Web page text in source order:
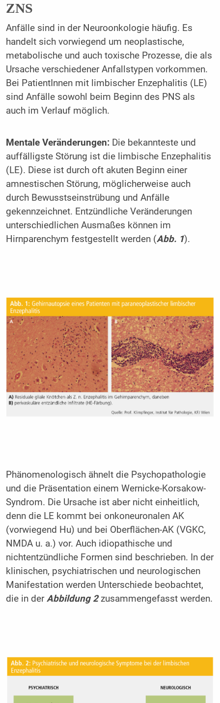
ZNS
Anfälle sind in der Neuroonkologie häufig. Es
handelt sich vorwiegend um neoplastische,
metabolische und auch toxische Prozesse, die als
Ursache verschiedener Anfallstypen vorkommen.
Bei PatientInnen mit limbischer Enzephalitis (LE)
sind Anfälle sowohl beim Beginn des PNS als
auch im Verlauf möglich.
Mentale Veränderungen:Die bekannteste und
auffälligste Störung ist die limbische Enzephalitis
(LE). Diese ist durch oft akuten Beginn einer
amnestischen Störung, möglicherweise auch
durch Bewusstseinstrübung und Anfälle
gekennzeichnet. Entzündliche Veränderungen
unterschiedlichen Ausmaßes können im
Hirnparenchym festgestellt werden (Abb. 1).
Phänomenologisch ähnelt die Psychopathologie
und die Präsentation einem Wernicke-Korsakow-
Syndrom. Die Ursache ist aber nicht einheitlich,
denn die LE kommt bei onkoneuronalen AK
(vorwiegend Hu) und bei Oberflächen-AK (VGKC,
NMDA u. a.) vor. Auch idiopathische und
nichtentzündliche Formen sind beschrieben. In der
klinischen, psychiatrischen und neurologischen
Manifestation werden Unterschiede beobachtet,
die in derAbbildung 2zusammengefasst werden.